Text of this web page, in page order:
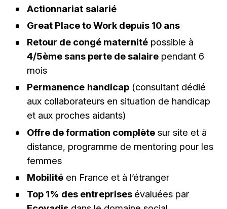
Actionnariat salarié
Great Place to Work depuis 10 ans
Retour de congé maternitépossible à
4/5ème sans perte de salairependant 6
mois
Permanence handicap(consultant dédié
aux collaborateurs en situation de handicap
et aux proches aidants)
Offre de formation complètesur site et à
distance, programme de mentoring pour les
femmes
Mobilitéen France et à l’étranger
Top 1% des entreprises évaluées par